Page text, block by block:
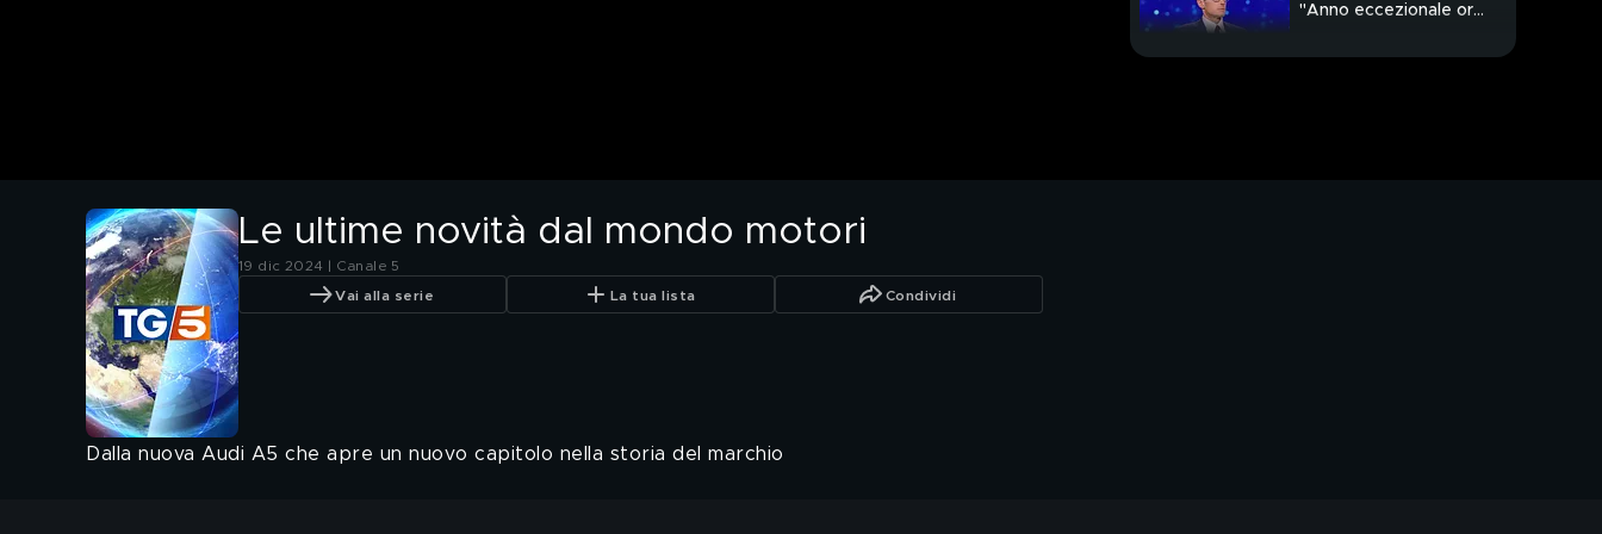
"Anno eccezionale ora
Le ultime novità dal mondo motori
19 dic 2024 | Canale 5
Vai alla serie La tua lista Condividi
Dalla nuova Audi A5 che apre un nuovo capitolo nella storia del marchio